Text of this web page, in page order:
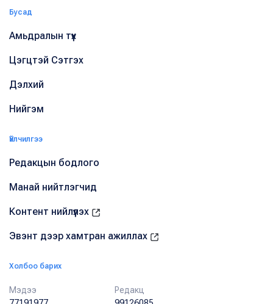
Бусад
Амьдралын түүх
Цэгцтэй Сэтгэх
Дэлхий
Нийгэм
Үйлчилгээ
Редакцын бодлого
Манай нийтлэгчид
Контент нийлүүлэх
Эвэнт дээр хамтран ажиллах
Холбоо барих
Мэдээ
Редакц